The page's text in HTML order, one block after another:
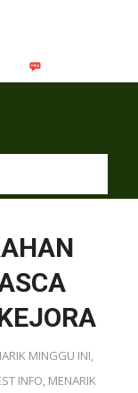
MINGGU INI,
INFO, MENARIK